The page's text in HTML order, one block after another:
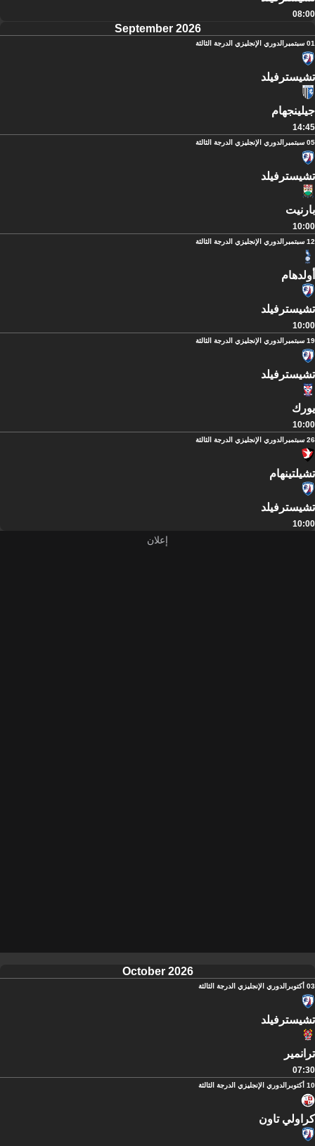
08:00
September 2026
01 سبتمبر الدوري الإنجليزي الدرجة الثالثة
تشيسترفيلد
جيلينجهام
14:45
05 سبتمبر الدوري الإنجليزي الدرجة الثالثة
تشيسترفيلد
بارنيت
10:00
12 سبتمبر الدوري الإنجليزي الدرجة الثالثة
أولدهام
تشيسترفيلد
10:00
19 سبتمبر الدوري الإنجليزي الدرجة الثالثة
تشيسترفيلد
يورك
10:00
26 سبتمبر الدوري الإنجليزي الدرجة الثالثة
تشيلتينهام
تشيسترفيلد
10:00
October 2026
03 أكتوبر الدوري الإنجليزي الدرجة الثالثة
تشيسترفيلد
ترانمير
07:30
10 أكتوبر الدوري الإنجليزي الدرجة الثالثة
كراولي تاون